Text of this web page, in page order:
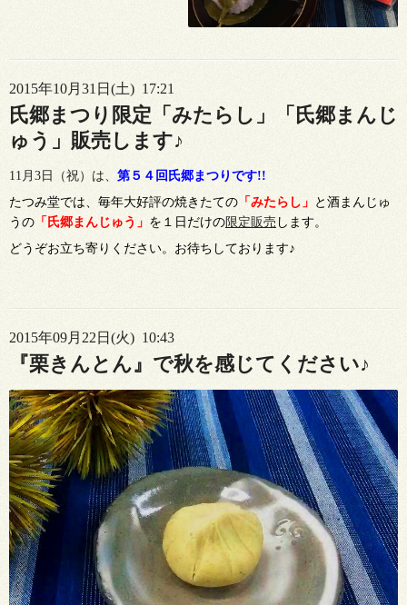
2015年10月31日(土) 17:21
氏郷まつり限定「みたらし」「氏郷まんじ
ゅう」販売します♪
11月3日（祝）は、 第５４回氏郷まつりです!!
たつみ堂では、毎年大好評の焼きたての 「みたらし」 と酒まんじゅ
うの 「氏郷まんじゅう」 を１日だけの限定販売 します。
どうぞお立ち寄りください。お待ちしております♪
2015年09月22日(火) 10:43
『栗きんとん』で秋を感じてください♪